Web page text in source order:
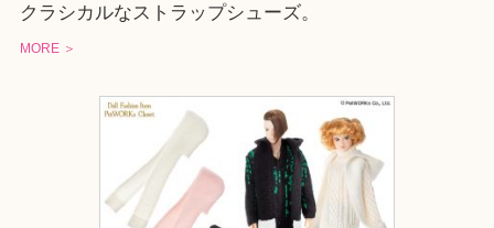
クラシカルなストラップシューズ。
MORE ＞